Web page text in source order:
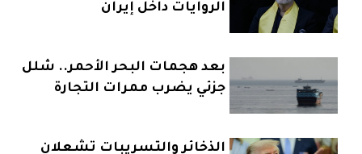
الروايات داخل إيران
بعد هجمات البحر الأحمر.. شلل
جزئي يضرب ممرات التجارة
الذخائر والتسريبات تشعلان